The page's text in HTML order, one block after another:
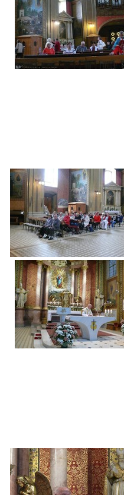
SPOLKY
SLUŽBY
MATCH DAY
© 2026 eStránky.cz |